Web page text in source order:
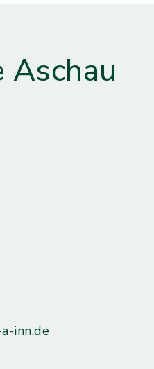
Aschau
inn.de